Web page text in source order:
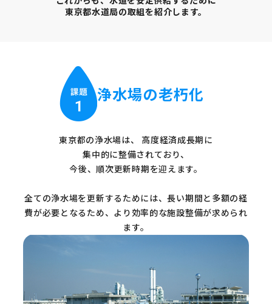
東京都水道局の取組を紹介します。
浄水場の老朽化
東京都の浄水場は、
高度経済成長期に
集中的に整備されており、
今後、順次更新時期を迎えます。
全ての浄水場を更新するためには、長い期間と多額の経
費が必要となるため、より効率的な施設整備が求められ
ます。